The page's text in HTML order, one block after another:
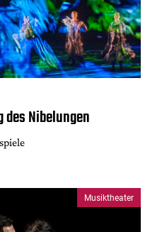
des Nibelungen
Musiktheater